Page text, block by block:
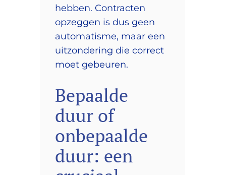
hebben. Contracten
opzeggen is dus geen
automatisme, maar een
uitzondering die correct
moet gebeuren.
Bepaalde
duur of
onbepaalde
duur: een